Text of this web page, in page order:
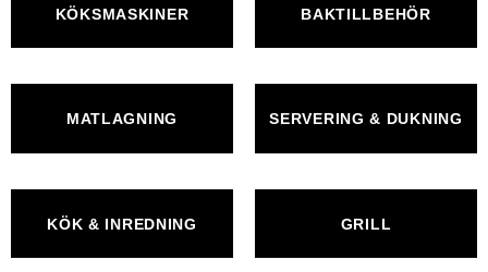
KÖKSMASKINER BAKTILLBEHÖR
MATLAGNING SERVERING & DUKNING
KÖK & INREDNING GRILL